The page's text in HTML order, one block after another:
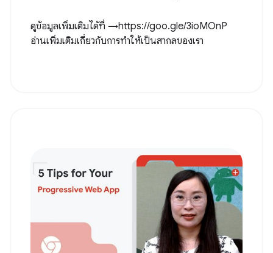
ดูข้อมูลเพิ่มเติมได้ที่ →https://goo.gle/3ioMOnP
อ่านเพิ่มเติมเกี่ยวกับการทำให้เป็นสากลของเรา